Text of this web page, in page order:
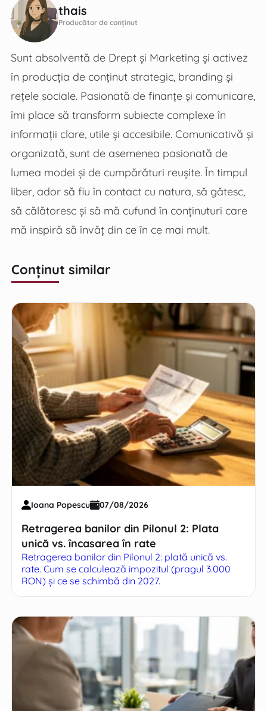
thais
Producător de conținut
Sunt absolventă de Drept și Marketing și activez
în producția de conținut strategic, branding și
rețele sociale. Pasionată de finanțe și comunicare,
îmi place să transform subiecte complexe în
informații clare, utile și accesibile. Comunicativă și
organizată, sunt de asemenea pasionată de
lumea modei și de cumpărături reușite. În timpul
liber, ador să fiu în contact cu natura, să gătesc,
să călătoresc și să mă cufund în conținuturi care
mă inspiră să învăț din ce în ce mai mult.
Conținut similar
Ioana Popescu 07/08/2026
Retragerea banilor din Pilonul 2: Plata
unică vs. încasarea în rate
Retragerea banilor din Pilonul 2: plată unică vs.
rate. Cum se calculează impozitul (pragul 3.000
RON) și ce se schimbă din 2027.